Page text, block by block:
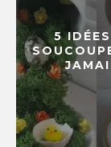
5